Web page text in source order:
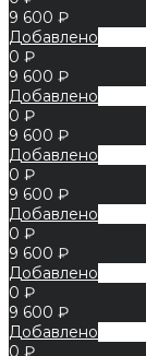
9 600 ₽
Добавлено
0 ₽
9 600 ₽
Добавлено
0 ₽
9 600 ₽
Добавлено
0 ₽
9 600 ₽
Добавлено
0 ₽
9 600 ₽
Добавлено
0 ₽
9 600 ₽
Добавлено
0 ₽